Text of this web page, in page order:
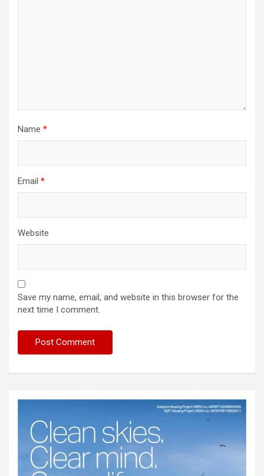
Name *
Email *
Website
Save my name, email, and website in this browser for the
next time I comment.